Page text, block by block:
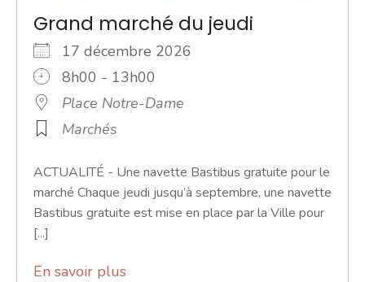
Grand marché du jeudi
17 décembre 2026
8h00 - 13h00
Place Notre-Dame
Marchés
ACTUALITÉ - Une navette Bastibus gratuite pour le
marché Chaque jeudi jusqu’à septembre, une navette
Bastibus gratuite est mise en place par la Ville pour
[...]
En savoir plus